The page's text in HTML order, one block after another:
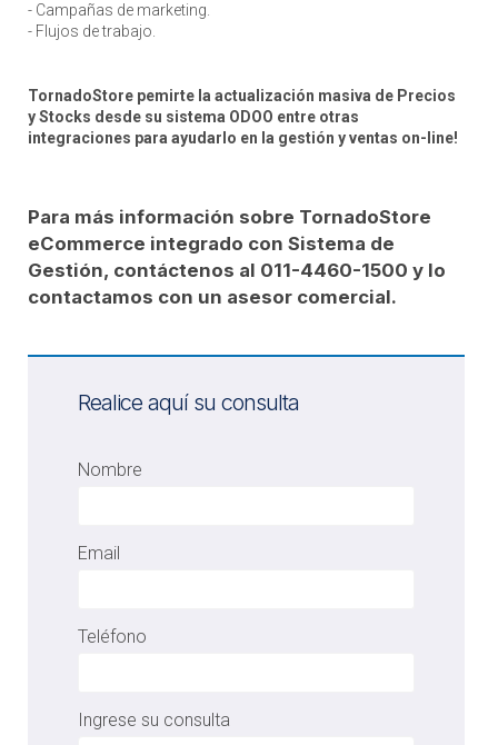
- Campañas de marketing.
- Flujos de trabajo.
TornadoStore pemirte la actualización masiva de Precios
y Stocks desde su sistema ODOO entre otras
integraciones para ayudarlo en la gestión y ventas on-line!
Para más información sobre TornadoStore
eCommerce integrado con Sistema de
Gestión, contáctenos al 011-4460-1500 y lo
contactamos con un asesor comercial.
Realice aquí su consulta
Nombre
Email
Teléfono
Ingrese su consulta